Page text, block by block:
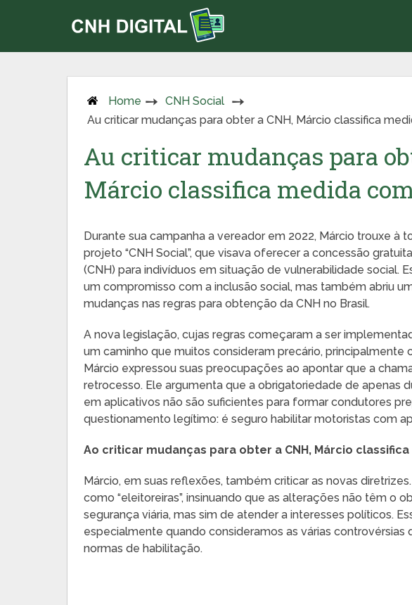
Home
CNH Social
Au criticar mudanças para obter a CNH, Márcio classifica
Au criticar mudanças para
Márcio classifica medida
Durante sua campanha a vereador em 2022, Márcio trouxe à
projeto “CNH Social”, que visava oferecer a concessão
(CNH) para indivíduos em situação de vulnerabilidade social.
um compromisso com a inclusão social, mas também abriu
mudanças nas regras para obtenção da CNH no Brasil.
A nova legislação, cujas regras começaram a ser
um caminho que muitos consideram precário, principalmente
Márcio expressou suas preocupações ao apontar que a
retrocesso. Ele argumenta que a obrigatoriedade de apenas
em aplicativos não são suficientes para formar condutores
questionamento legítimo: é seguro habilitar motoristas com
Ao criticar mudanças para obter a CNH, Márcio
Márcio, em suas reflexões, também criticar as novas
como “eleitoreiras”, insinuando que as alterações não têm o
segurança viária, mas sim de atender a interesses políticos.
especialmente quando consideramos as várias controvérsias
normas de habilitação.